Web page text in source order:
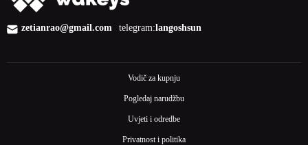
zetianrao@gmail.com telegram:langoshsun
Vodič za kupnju
Pogledaj narudžbu
Uvjeti i odredbe
Privatnost i politika